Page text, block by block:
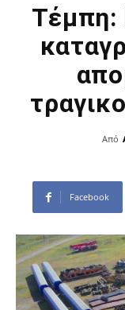
Τέμπη:
Από
Facebook